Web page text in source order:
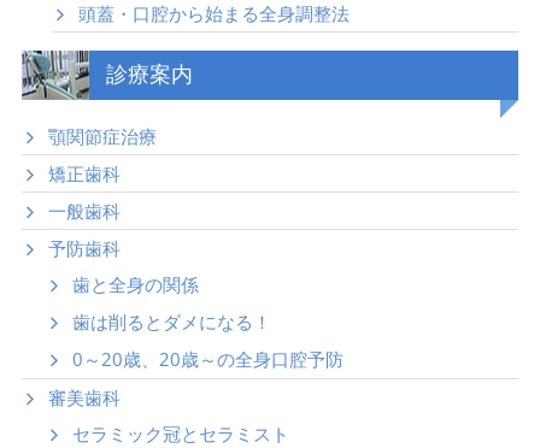
頭蓋・口腔から始まる全身調整法
診療案内
顎関節症治療
矯正歯科
一般歯科
予防歯科
歯と全身の関係
歯は削るとダメになる！
0～20歳、20歳～の全身口腔予防
審美歯科
セラミック冠とセラミスト